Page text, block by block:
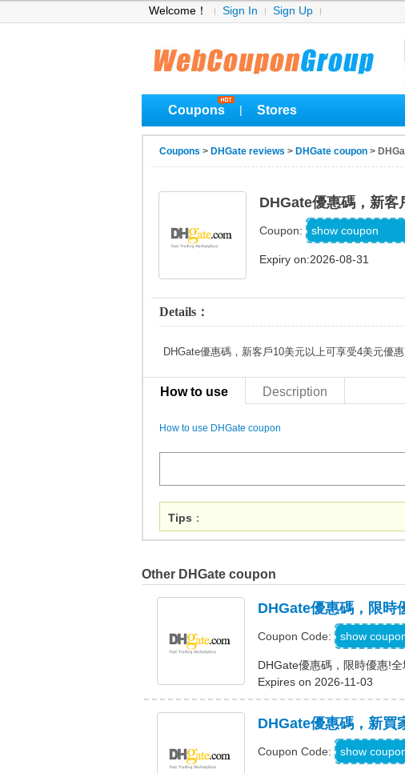
Welcome！ Sign In Sign Up
Coupons Stores
Coupons > DHGate reviews > DHGate coupon >
DHGate優惠碼，新客
Coupon: show coupon
Expiry on:2026-08-31
Details：
DHGate優惠碼，新客戶10美元以上可享受4美元優惠
How to use Description
How to use DHGate coupon
Tips ：
Other DHGate coupon
DHGate優惠碼，限時
Coupon Code: show
DHGate優惠碼，限時優惠!
Expires on 2026-11-03
DHGate優惠碼，新買
Coupon Code: show